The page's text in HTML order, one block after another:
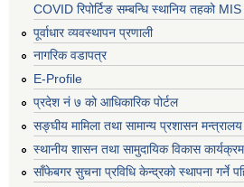
COVID रिपोर्टिङ सम्बन्धि स्थानिय तहको MIS
पूर्वाधार व्यवस्थापन प्रणाली
नागरिक वडापत्र
E-Profile
प्रदेश नं ७ को आधिकारिक पोर्टल
सङ्घीय मामिला तथा सामान्य प्रशासन मन्त्रालय
स्थानीय शासन तथा सामुदायिक विकास कार्यक्रम
साँफेबगर सुचना प्रविधि केन्द्रको स्थापना गर्ने